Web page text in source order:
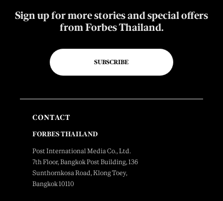
Sign up for more stories and special offers
from Forbes Thailand.
SUBSCRIBE
CONTACT
FORBES THAILAND
Post International Media Co., Ltd.
7th Floor, Bangkok Post Building, 136
Sunthornkosa Road, Klong Toey,
Bangkok 10110